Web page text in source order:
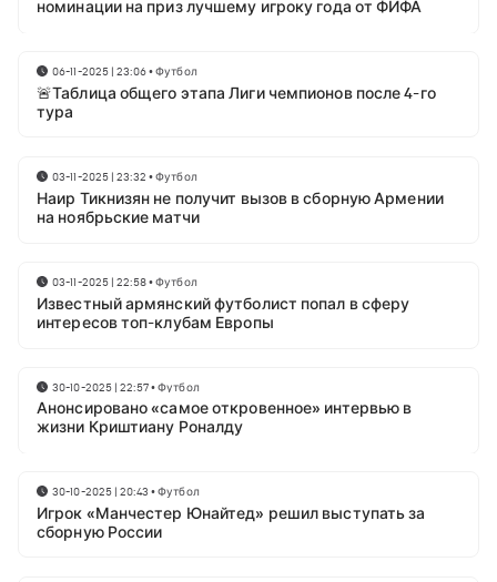
номинации на приз лучшему игроку года от ФИФА
06-11-2025 | 23:06•Футбол
🚨Таблица общего этапа Лиги чемпионов после 4-го
тура
03-11-2025 | 23:32 •Футбол
Наир Тикнизян не получит вызов в сборную Армении
на ноябрьские матчи
03-11-2025 | 22:58•Футбол
Известный армянский футболист попал в сферу
интересов топ-клубам Европы
30-10-2025 | 22:57•Футбол
Анонсировано «самое откровенное» интервью в
жизни Криштиану Роналду
30-10-2025 | 20:43 •Футбол
Игрок «Манчестер Юнайтед» решил выступать за
сборную России